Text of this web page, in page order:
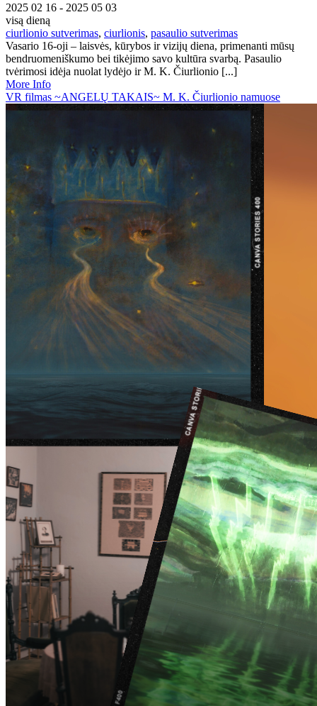
2025 02 16 - 2025 05 03
visą dieną
ciurlionio sutverimas, ciurlionis, pasaulio sutverimas
Vasario 16-oji – laisvės, kūrybos ir vizijų diena, primenanti mūsų
bendruomeniškumo bei tikėjimo savo kultūra svarbą. Pasaulio
tvėrimosi idėja nuolat lydėjo ir M. K. Čiurlionio [...]
More Info
VR filmas ~ANGELŲ TAKAIS~ M. K. Čiurlionio namuose